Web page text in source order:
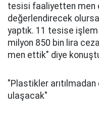
tesisi faaliyetten men
değerlendirecek
yaptık. 11 tesise
milyon 850 bin lira
men ettik" diye
"Plastikler arıtılmadan
ulaşacak"